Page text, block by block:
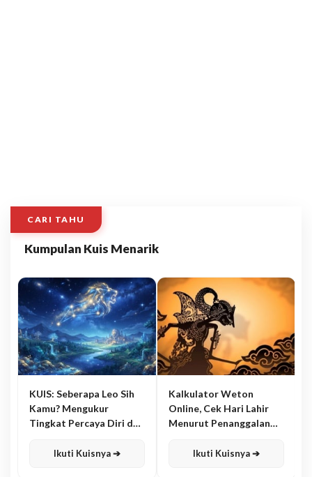
CARI TAHU
Kumpulan Kuis Menarik
KUIS: Seberapa Leo Sih
Kamu? Mengukur
Tingkat Percaya Diri dan
Ikuti Kuisnya ➔
Kalkulator Weton
Online, Cek Hari Lahir
Menurut Penanggalan
Ikuti Kuisnya ➔